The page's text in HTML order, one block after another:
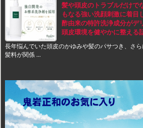
髪や頭皮のトラブルだけで
もなる強い洗顔刺激に着目
酢由来の特許洗浄成分がデ
頭皮環境を健やかに整える
長年悩んでいた頭皮のかゆみや髪のパサつき、さ
髪料が関係 ...